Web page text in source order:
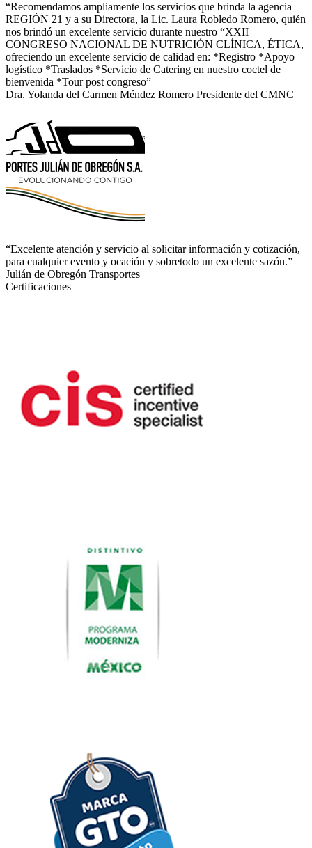
“Recomendamos ampliamente los servicios que brinda la agencia
REGIÓN 21 y a su Directora, la Lic. Laura Robledo Romero, quién
nos brindó un excelente servicio durante nuestro “XXII
CONGRESO NACIONAL DE NUTRICIÓN CLÍNICA, ÉTICA,
ofreciendo un excelente servicio de calidad en: *Registro *Apoyo
logístico *Traslados *Servicio de Catering en nuestro coctel de
bienvenida *Tour post congreso”
Dra. Yolanda del Carmen Méndez Romero Presidente del CMNC
“Excelente atención y servicio al solicitar información y cotización,
para cualquier evento y ocación y sobretodo un excelente sazón.”
Julián de Obregón Transportes
Certificaciones